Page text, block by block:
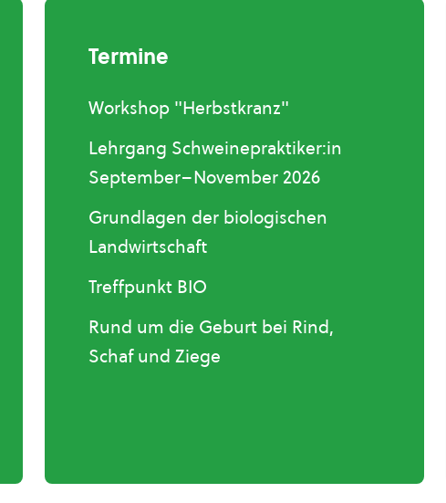
Termine
Workshop "Herbstkranz"
Lehrgang Schweinepraktiker:in
September–November 2026
Grundlagen der biologischen
Landwirtschaft
Treffpunkt BIO
Rund um die Geburt bei Rind,
Schaf und Ziege